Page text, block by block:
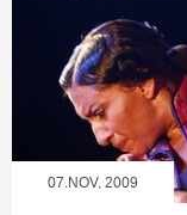
07.NOV, 2009